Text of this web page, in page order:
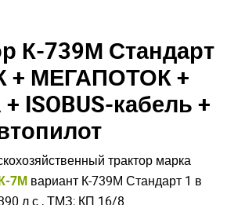
К-739М Стандарт
+ МЕГАПОТОК +
ISOBUS-кабель +
трактор марка
7М вариант К-739М Стандарт 1 в
л.с., ТМЗ; КП 16/8